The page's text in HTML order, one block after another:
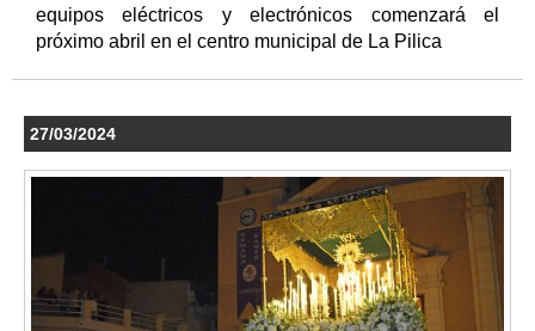
equipos eléctricos y electrónicos comenzará el
próximo abril en el centro municipal de La Pilica
27/03/2024